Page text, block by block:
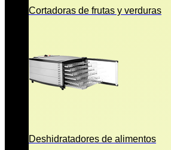
Cortadoras de frutas y verduras
Deshidratadores de alimentos